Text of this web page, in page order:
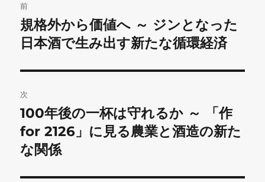
稿
ナ
ビ
ゲ
ー
シ
前
前
の
稿:
規格外から価値へ ～ ジンとなった
日本酒で生み出す新たな循環経済
次
次
の
投
100年後の一杯は守れるか ～ 「作
for 2126」に見る農業と酒造の新た
な関係